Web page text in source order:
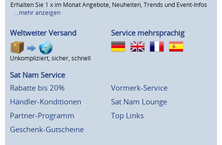
Erhalten Sie 1 x im Monat Angebote, Neuheiten, Trends und Event-Infos
...mehr anzeigen
Weltweiter Versand
Unkompliziert, sicher, schnell
Service mehrsprachig
Sat Nam Service
Rabatte bis 20%
Händler-Konditionen
Partner-Programm
Geschenk-Gutscheine
Vormerk-Service
Sat Nam Lounge
Top Links